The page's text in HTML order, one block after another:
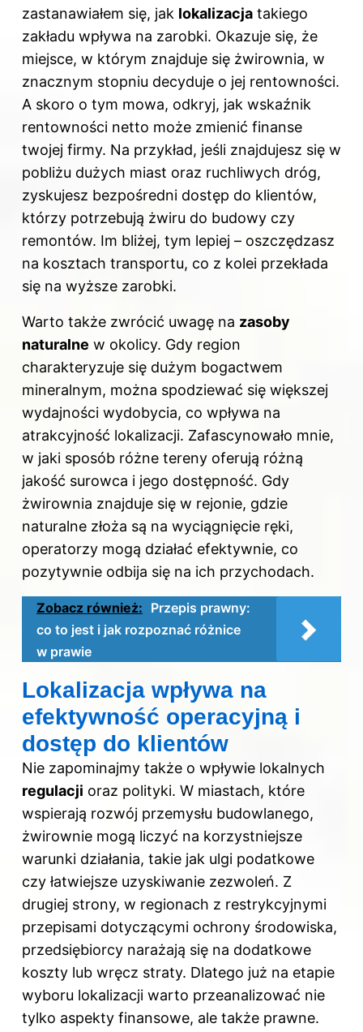
zastanawiałem się, jak lokalizacja takiego
zakładu wpływa na zarobki. Okazuje się, że
miejsce, w którym znajduje się żwirownia, w
znacznym stopniu decyduje o jej rentowności.
A skoro o tym mowa, odkryj, jak wskaźnik
rentowności netto może zmienić finanse
twojej firmy. Na przykład, jeśli znajdujesz się w
pobliżu dużych miast oraz ruchliwych dróg,
zyskujesz bezpośredni dostęp do klientów,
którzy potrzebują żwiru do budowy czy
remontów. Im bliżej, tym lepiej – oszczędzasz
na kosztach transportu, co z kolei przekłada
się na wyższe zarobki.
Warto także zwrócić uwagę na zasoby
naturalne w okolicy. Gdy region
charakteryzuje się dużym bogactwem
mineralnym, można spodziewać się większej
wydajności wydobycia, co wpływa na
atrakcyjność lokalizacji. Zafascynowało mnie,
w jaki sposób różne tereny oferują różną
jakość surowca i jego dostępność. Gdy
żwirownia znajduje się w rejonie, gdzie
naturalne złoża są na wyciągnięcie ręki,
operatorzy mogą działać efektywnie, co
pozytywnie odbija się na ich przychodach.
Zobacz również: Przepis prawny:
co to jest i jak rozpoznać różnice
w prawie
Lokalizacja wpływa na
efektywność operacyjną i
dostęp do klientów
Nie zapominajmy także o wpływie lokalnych
regulacji oraz polityki. W miastach, które
wspierają rozwój przemysłu budowlanego,
żwirownie mogą liczyć na korzystniejsze
warunki działania, takie jak ulgi podatkowe
czy łatwiejsze uzyskiwanie zezwoleń. Z
drugiej strony, w regionach z restrykcyjnymi
przepisami dotyczącymi ochrony środowiska,
przedsiębiorcy narażają się na dodatkowe
koszty lub wręcz straty. Dlatego już na etapie
wyboru lokalizacji warto przeanalizować nie
tylko aspekty finansowe, ale także prawne.